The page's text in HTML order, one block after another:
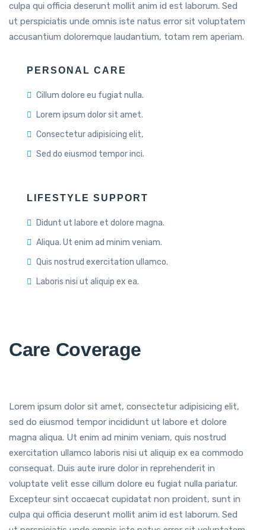
culpa qui officia deserunt mollit anim id est laborum. Sed
ut perspiciatis unde omnis iste natus error sit voluptatem
accusantium doloremque laudantium, totam rem aperiam.
PERSONAL CARE
Cillum dolore eu fugiat nulla.
Lorem ipsum dolor sit amet.
Consectetur adipisicing elit,
Sed do eiusmod tempor inci.
LIFESTYLE SUPPORT
Didunt ut labore et dolore magna.
Aliqua. Ut enim ad minim veniam.
Quis nostrud exercitation ullamco.
Laboris nisi ut aliquip ex ea.
Care Coverage
Lorem ipsum dolor sit amet, consectetur adipisicing elit,
sed do eiusmod tempor incididunt ut labore et dolore
magna aliqua. Ut enim ad minim veniam, quis nostrud
exercitation ullamco laboris nisi ut aliquip ex ea commodo
consequat. Duis aute irure dolor in reprehenderit in
voluptate velit esse cillum dolore eu fugiat nulla pariatur.
Excepteur sint occaecat cupidatat non proident, sunt in
culpa qui officia deserunt mollit anim id est laborum. Sed